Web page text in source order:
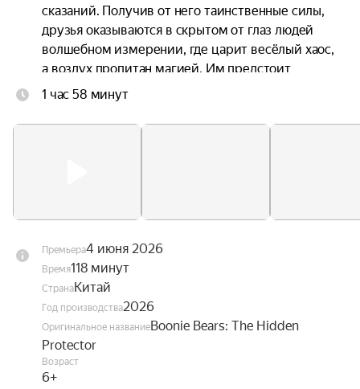
сказаний. Получив от него таинственные силы,
друзья оказываются в скрытом от глаз людей
волшебном измерении, где царит весёлый хаос,
а воздух пропитан магией. Им предстоит
научиться управлять своими способностями и
чтобы суметь вернуться домой.
1 час 58 минут
Премьера4 июня 2026
Время118 минут
СтранаКитай
Год производства2026
Оригинальное названиеBoonie Bears: The Hidden
Protector
Возраст
6+